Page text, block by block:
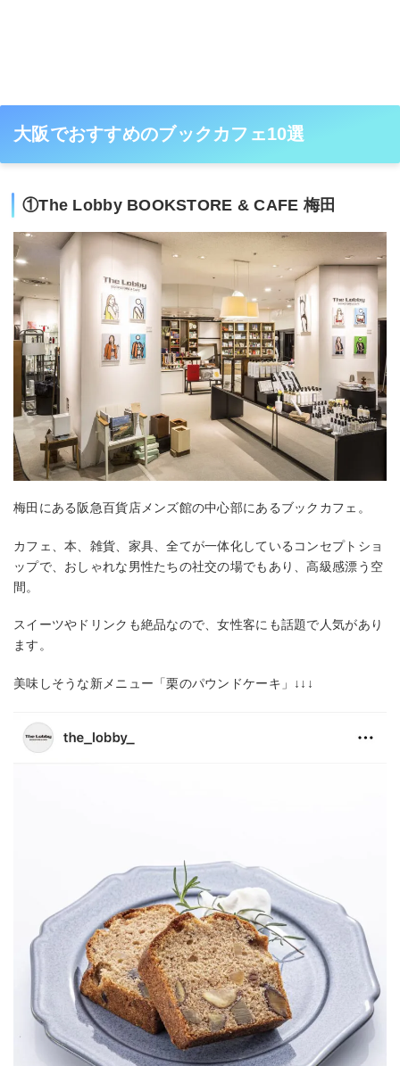
大阪でおすすめのブックカフェ10選
①The Lobby BOOKSTORE & CAFE 梅田
梅田にある阪急百貨店メンズ館の中心部にあるブックカフェ。
カフェ、本、雑貨、家具、全てが一体化しているコンセプトショ
ップで、おしゃれな男性たちの社交の場でもあり、高級感漂う空
間。
スイーツやドリンクも絶品なので、女性客にも話題で人気があり
ます。
美味しそうな新メニュー「栗のパウンドケーキ」↓↓↓